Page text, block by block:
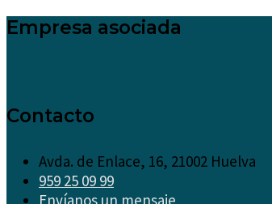
Empresa asociada
Contacto
Avda. de Enlace, 16, 21002 Huelva
959 25 09 99
Envíanos un mensaje